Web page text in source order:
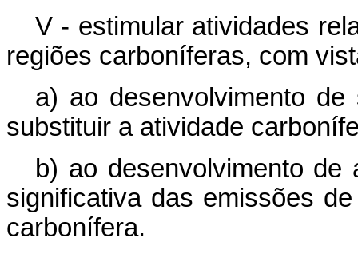
V - estimular atividades
regiões carboníferas, com
a) ao desenvolvimento
substituir a atividade
b) ao desenvolvimento
significativa das emissões
carbonífera.